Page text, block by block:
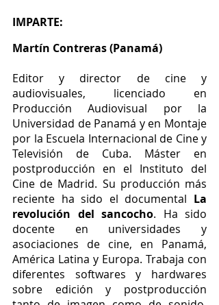
IMPARTE:
Martín Contreras (Panamá)
Editor y director de cine y
audiovisuales, licenciado en
Producción Audiovisual por la
Universidad de Panamá y en Montaje
por la Escuela Internacional de Cine y
Televisión de Cuba. Máster en
postproducción en el Instituto del
Cine de Madrid. Su producción más
reciente ha sido el documental La
revolución del sancocho. Ha sido
docente en universidades y
asociaciones de cine, en Panamá,
América Latina y Europa. Trabaja con
diferentes softwares y hardwares
sobre edición y postproducción